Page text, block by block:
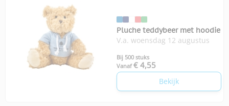
Pluche teddybeer met hoodie
V.a. woensdag 12 augustus
Bij 500 stuks
Vanaf € 4,55
Bekijk